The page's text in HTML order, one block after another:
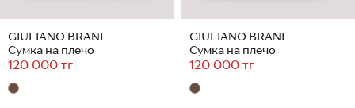
GIULIANO BRANI
Сумка на плечо
120 000 тг
GIULIANO BRANI
Сумка на плечо
120 000 тг